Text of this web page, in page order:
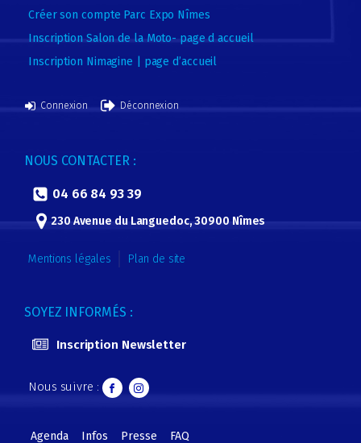
Créer son compte Parc Expo Nîmes
Inscription Salon de la Moto- page d accueil
Inscription Nimagine | page d’accueil
Connexion Déconnexion
NOUS CONTACTER :
04 66 84 93 39
230 Avenue du Languedoc, 30900 Nîmes
Mentions légales Plan de site
SOYEZ INFORMÉS :
Inscription Newsletter
Nous suivre :
Agenda Infos Presse FAQ